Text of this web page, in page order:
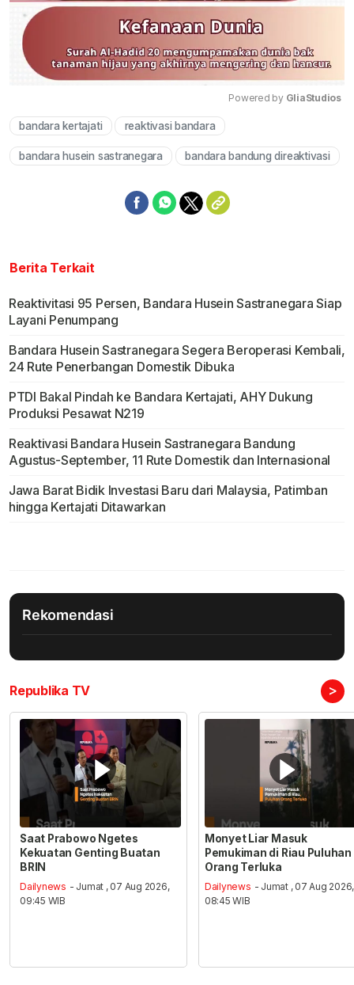
Powered by GliaStudios
bandara kertajati reaktivasi bandara
bandara husein sastranegara bandara bandung direaktivasi
Berita Terkait
Reaktivitasi 95 Persen, Bandara Husein Sastranegara Siap
Layani Penumpang
Bandara Husein Sastranegara Segera Beroperasi Kembali,
24 Rute Penerbangan Domestik Dibuka
PTDI Bakal Pindah ke Bandara Kertajati, AHY Dukung
Produksi Pesawat N219
Reaktivasi Bandara Husein Sastranegara Bandung
Agustus-September, 11 Rute Domestik dan Internasional
Jawa Barat Bidik Investasi Baru dari Malaysia, Patimban
hingga Kertajati Ditawarkan
Rekomendasi
Republika TV >
Saat Prabowo Ngetes
Kekuatan Genting Buatan
BRIN
Dailynews - Jumat , 07 Aug 2026,
09:45 WIB
Monyet Liar Masuk
Pemukiman di Riau Puluhan
Orang Terluka
Dailynews - Jumat , 07 Aug 2026,
08:45 WIB